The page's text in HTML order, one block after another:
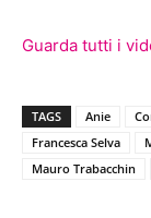
Guarda tutti i
TAGS Anie
Francesca Selva
Mauro Trabacchin